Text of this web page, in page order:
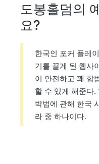
도봉홀덤의
요?
한국인 포커 플레
기를 끌게 된 웹사
이 안전하고 꽤 합
할 수 있게 해준다
박법에 관해 한국
라 중 하나이다.